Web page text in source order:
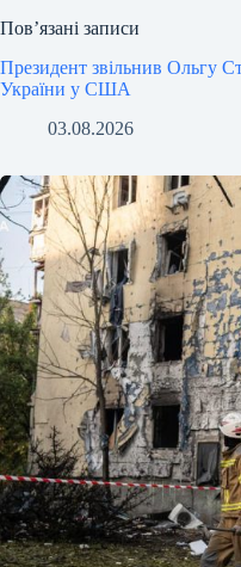
Пов’язані записи
Президент звільнив Ольгу
України у США
03.08.2026